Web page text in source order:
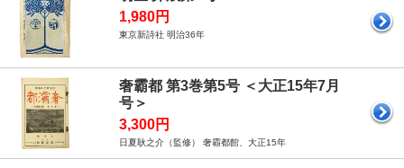
1,980円
東京新詩社 明治36年
奢霸都 第3巻第5号 ＜大正15年7月
号＞
3,300円
日夏耿之介（監修） 奢霸都館、大正15年